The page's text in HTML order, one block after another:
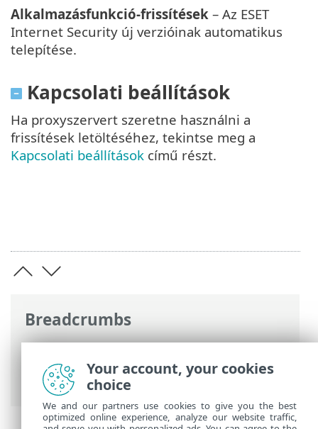
Breadcrumbs
ESET Online súgó>ESET Internet
Security >További beállítások>
Frissítések
Alkalmazásfunkció-frissítések – Az ESET
Internet Security új verzióinak automatikus
telepítése.
Kapcsolati beállítások
Ha proxyszervert szeretne használni a
frissítések letöltéséhez, tekintse meg a
Kapcsolati beállítások című részt.
Your account, your cookies
choice
We and our partners use cookies to give you the best
optimized online experience, analyze our website traffic,